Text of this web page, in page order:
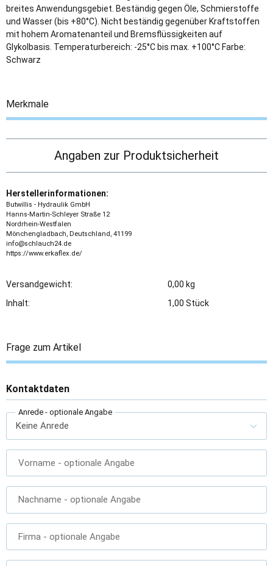
breites Anwendungsgebiet. Beständig gegen Öle, Schmierstoffe
und Wasser (bis +80°C). Nicht beständig gegenüber Kraftstoffen
mit hohem Aromatenanteil und Bremsflüssigkeiten auf
Glykolbasis. Temperaturbereich: -25°C bis max. +100°C Farbe:
Schwarz
Merkmale
Angaben zur Produktsicherheit
Herstellerinformationen:
Butwillis - Hydraulik GmbH
Hanns-Martin-Schleyer Straße 12
Nordrhein-Westfalen
Mönchengladbach, Deutschland, 41199
info@schlauch24.de
https://www.erkaflex.de/
Versandgewicht:
0,00 kg
Inhalt:
1,00 Stück
Frage zum Artikel
Kontaktdaten
Anrede - optionale Angabe
Vorname - optionale Angabe
Nachname - optionale Angabe
Firma - optionale Angabe